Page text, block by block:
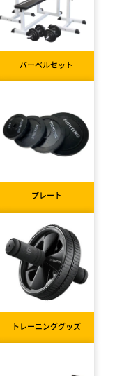
バーベルセット
プレート
トレーニンググッズ